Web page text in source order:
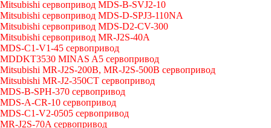
Mitsubishi сервопривод MDS-B-SVJ2-10
Mitsubishi сервопривод MDS-D-SPJ3-110NA
Mitsubishi сервопривод MDS-D2-CV-300
Mitsubishi сервопривод MR-J2S-40A
MDS-C1-V1-45 сервопривод
MDDKT3530 MINAS A5 сервопривод
Mitsubishi MR-J2S-200B, MR-J2S-500B сервопривод
Mitsubishi MR-J2-350CT сервопривод
MDS-B-SPH-370 сервопривод
MDS-A-CR-10 сервопривод
MDS-C1-V2-0505 сервопривод
MR-J2S-70A сервопривод